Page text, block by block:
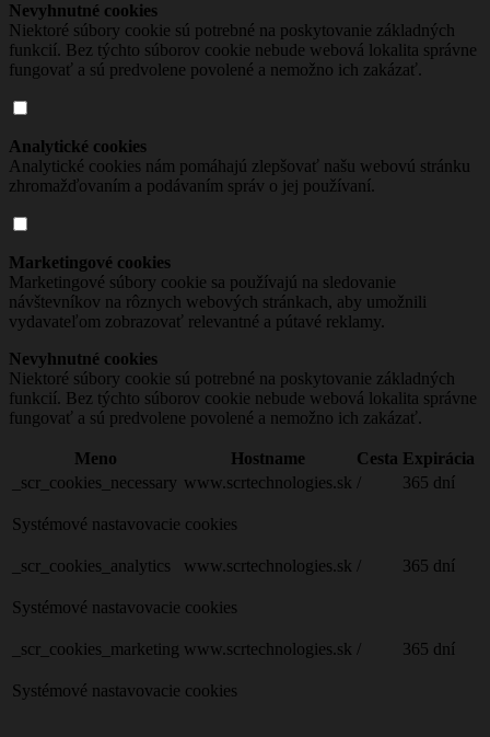
Nevyhnutné cookies
Niektoré súbory cookie sú potrebné na poskytovanie základných
funkcií. Bez týchto súborov cookie nebude webová lokalita správne
fungovať a sú predvolene povolené a nemožno ich zakázať.
Analytické cookies
Analytické cookies nám pomáhajú zlepšovať našu webovú stránku
zhromažďovaním a podávaním správ o jej používaní.
Marketingové cookies
Marketingové súbory cookie sa používajú na sledovanie
návštevníkov na rôznych webových stránkach, aby umožnili
vydavateľom zobrazovať relevantné a pútavé reklamy.
Nevyhnutné cookies
Niektoré súbory cookie sú potrebné na poskytovanie základných
funkcií. Bez týchto súborov cookie nebude webová lokalita správne
fungovať a sú predvolene povolené a nemožno ich zakázať.
Meno Hostname Cesta Expirácia
_scr_cookies_necessary www.scrtechnologies.sk / 365 dní
Systémové nastavovacie cookies
_scr_cookies_analytics www.scrtechnologies.sk / 365 dní
Systémové nastavovacie cookies
_scr_cookies_marketing www.scrtechnologies.sk / 365 dní
Systémové nastavovacie cookies